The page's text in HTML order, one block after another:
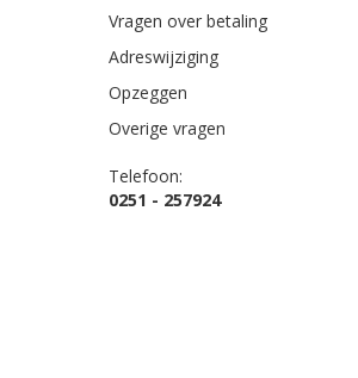
Vragen over betaling
Adreswijziging
Opzeggen
Overige vragen
Telefoon:
0251 - 257924